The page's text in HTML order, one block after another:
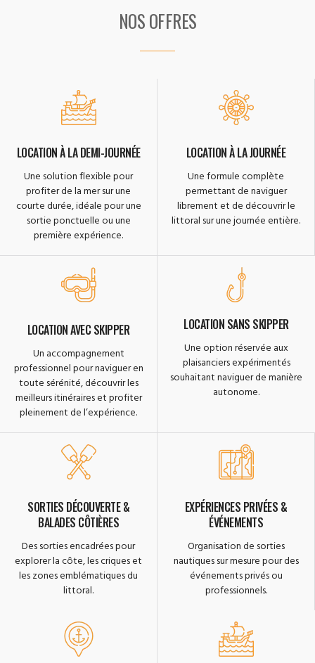
NOS OFFRES
LOCATION À LA DEMI-JOURNÉE
Une solution flexible pour
profiter de la mer sur une
courte durée, idéale pour une
sortie ponctuelle ou une
première expérience.
LOCATION À LA JOURNÉE
Une formule complète
permettant de naviguer
librement et de découvrir le
littoral sur une journée entière.
LOCATION AVEC SKIPPER
Un accompagnement
professionnel pour naviguer en
toute sérénité, découvrir les
meilleurs itinéraires et profiter
pleinement de l’expérience.
LOCATION SANS SKIPPER
Une option réservée aux
plaisanciers expérimentés
souhaitant naviguer de manière
autonome.
SORTIES DÉCOUVERTE &
BALADES CÔTIÈRES
Des sorties encadrées pour
explorer la côte, les criques et
les zones emblématiques du
littoral.
EXPÉRIENCES PRIVÉES &
ÉVÉNEMENTS
Organisation de sorties
nautiques sur mesure pour des
événements privés ou
professionnels.